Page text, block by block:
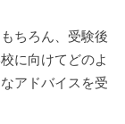
ちろん、受験後
に向けてどのよ
アドバイスを受